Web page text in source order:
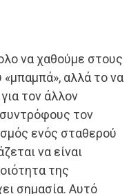
να χαθούμε στους
«μπαμπά», αλλά το να
τον άλλον
τον
ενός σταθερού
να είναι
της
σημασία. Αυτό